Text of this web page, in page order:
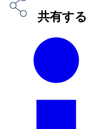
共有する